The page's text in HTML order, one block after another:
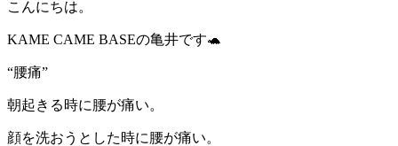
こんにちは。
KAME CAME BASEの亀井です🐢
“腰痛”
朝起きる時に腰が痛い。
顔を洗おうとした時に腰が痛い。